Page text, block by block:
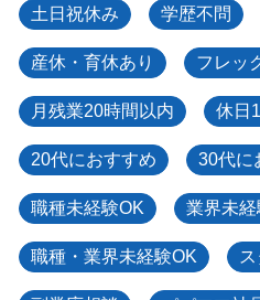
土日祝休み 学歴不問
産休・育休あり フレッ
月残業20時間以内 休日
20代におすすめ 30代に
職種未経験OK 業界未経
職種・業界未経験OK